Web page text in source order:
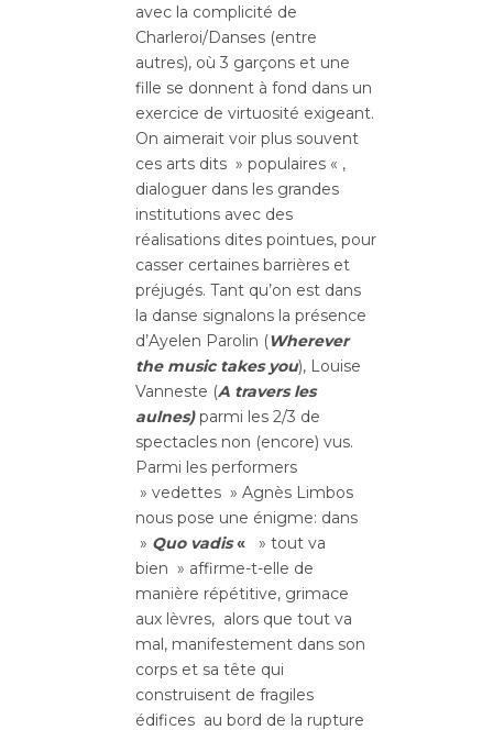
avec la complicité de
Charleroi/Danses (entre
autres), où 3 garçons et une
fille se donnent à fond dans un
exercice de virtuosité exigeant.
On aimerait voir plus souvent
ces arts dits » populaires « ,
dialoguer dans les grandes
institutions avec des
réalisations dites pointues, pour
casser certaines barrières et
préjugés. Tant qu’on est dans
la danse signalons la présence
d’Ayelen Parolin (Wherever
the music takes you), Louise
Vanneste (A travers les
aulnes) parmi les 2/3 de
spectacles non (encore) vus.
Parmi les performers
» vedettes » Agnès Limbos
nous pose une énigme: dans
» Quo vadis«
» tout va
bien » affirme-t-elle de
manière répétitive, grimace
aux lèvres, alors que tout va
mal, manifestement dans son
corps et sa tête qui
construisent de fragiles
édifices au bord de la rupture